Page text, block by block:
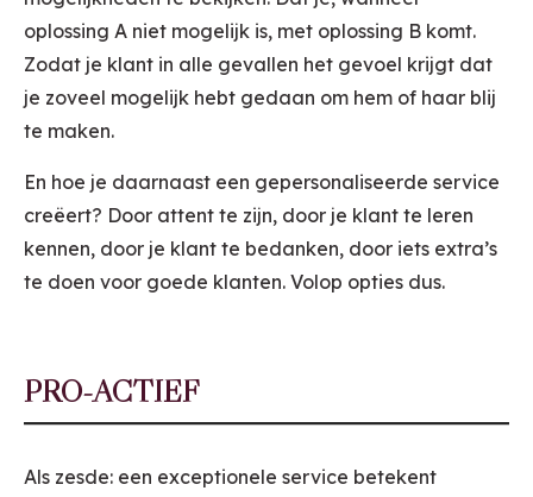
oplossing A niet mogelijk is, met oplossing B komt.
Zodat je klant in alle gevallen het gevoel krijgt dat
je zoveel mogelijk hebt gedaan om hem of haar blij
te maken.
En hoe je daarnaast een gepersonaliseerde service
creëert? Door attent te zijn, door je klant te leren
kennen, door je klant te bedanken, door iets extra’s
te doen voor goede klanten. Volop opties dus.
PRO-ACTIEF
Als zesde: een exceptionele service betekent